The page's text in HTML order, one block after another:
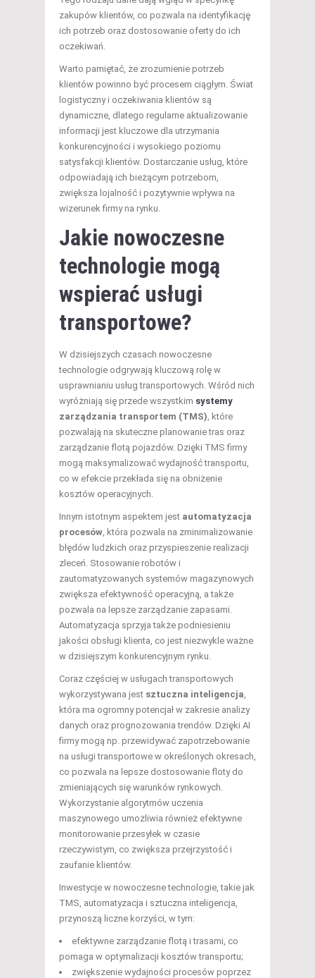
zakupów klientów, co pozwala na identyfikację
ich potrzeb oraz dostosowanie oferty do ich
oczekiwań.
Warto pamiętać, że zrozumienie potrzeb
klientów powinno być procesem ciągłym. Świat
logistyczny i oczekiwania klientów są
dynamiczne, dlatego regularne aktualizowanie
informacji jest kluczowe dla utrzymania
konkurencyjności i wysokiego poziomu
satysfakcji klientów. Dostarczanie usług, które
odpowiadają ich bieżącym potrzebom,
zwiększa lojalność i pozytywnie wpływa na
wizerunek firmy na rynku.
Jakie nowoczesne
technologie mogą
wspierać usługi
transportowe?
W dzisiejszych czasach nowoczesne
technologie odgrywają kluczową rolę w
usprawnianiu usług transportowych. Wśród nich
wyróżniają się przede wszystkim systemy
zarządzania transportem (TMS) , które
pozwalają na skuteczne planowanie tras oraz
zarządzanie flotą pojazdów. Dzięki TMS firmy
mogą maksymalizować wydajność transportu,
co w efekcie przekłada się na obniżenie
kosztów operacyjnych.
Innym istotnym aspektem jest automatyzacja
procesów , która pozwala na zminimalizowanie
błędów ludzkich oraz przyspieszenie realizacji
zleceń. Stosowanie robotów i
zautomatyzowanych systemów magazynowych
zwiększa efektywność operacyjną, a także
pozwala na lepsze zarządzanie zapasami.
Automatyzacja sprzyja także podniesieniu
jakości obsługi klienta, co jest niezwykle ważne
w dzisiejszym konkurencyjnym rynku.
Coraz częściej w usługach transportowych
wykorzystywana jest sztuczna inteligencja
która ma ogromny potencjał w zakresie analizy
danych oraz prognozowania trendów. Dzięki AI
firmy mogą np. przewidywać zapotrzebowanie
na usługi transportowe w określonych okresach,
co pozwala na lepsze dostosowanie floty do
zmieniających się warunków rynkowych.
Wykorzystanie algorytmów uczenia
maszynowego umożliwia również efektywne
monitorowanie przesyłek w czasie
rzeczywistym, co zwiększa przejrzystość i
zaufanie klientów.
Inwestycje w nowoczesne technologie, takie jak
TMS, automatyzacja i sztuczna inteligencja,
przynoszą liczne korzyści, w tym:
efektywne zarządzanie flotą i trasami, co
pomaga w optymalizacji kosztów transportu;
zwiększenie wydajności procesów poprzez